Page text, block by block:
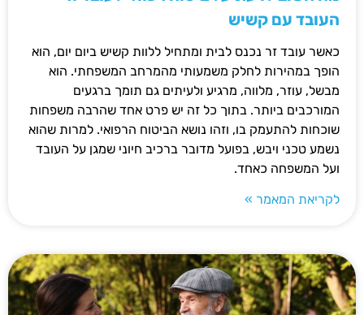
העובד עם קשיש
כאשר עובד זר נכנס לבית ומתחיל ללוות קשיש ביום יום, הוא
הופך במהירות לחלק משמעותי מהמרחב המשפחתי. הוא
מבשל, עוזר, מלווה, מרגיע ולעיתים גם תומך ברגעים
המורכבים ביותר. בתוך כל זה יש פרט אחד שהרבה משפחות
שוכחות להתעמק בו, וזהו נושא הביטוח הרפואי. למרות שהוא
נשמע טכני ויבש, בפועל מדובר ברכיב חיוני שמגן על העובד
ועל המשפחה כאחד.
לקריאת המאמר »